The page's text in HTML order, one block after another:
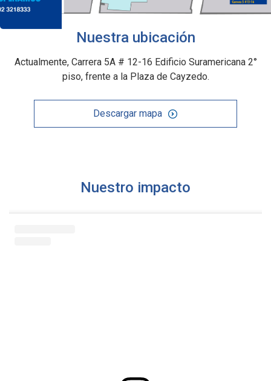
Nuestra ubicación
Actualmente, Carrera 5A # 12-16 Edificio Suramericana 2°
piso, frente a la Plaza de Cayzedo.
Descargar mapa
Nuestro impacto